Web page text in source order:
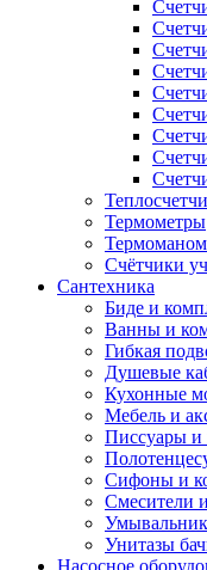
Термометры
Счётчики
Сантехника
Биде и
Ванны и
Гибкая
Душевые
Кухонные
Мебель и
Писсуары
Сифоны и
Смесители
Унитазы
Насосное